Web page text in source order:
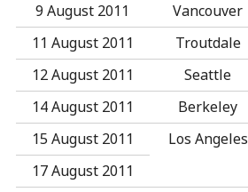
9 August 2011
Vancouver
11 August 2011
Troutdale
12 August 2011
Seattle
14 August 2011
Berkeley
15 August 2011
Los Angeles
17 August 2011